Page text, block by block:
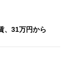
、31万円から